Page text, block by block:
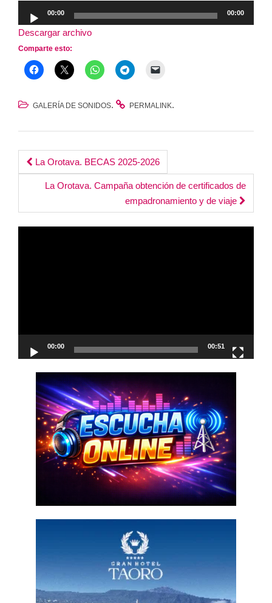
de
audio
00:00 00:00
Descargar archivo
Comparte esto:
GALERÍA DE SONIDOS. PERMALINK.
Post
navigation
La Orotava. BECAS 2025-2026
La Orotava. Campaña obtención de certificados de
empadronamiento y de viaje
00:00 00:51